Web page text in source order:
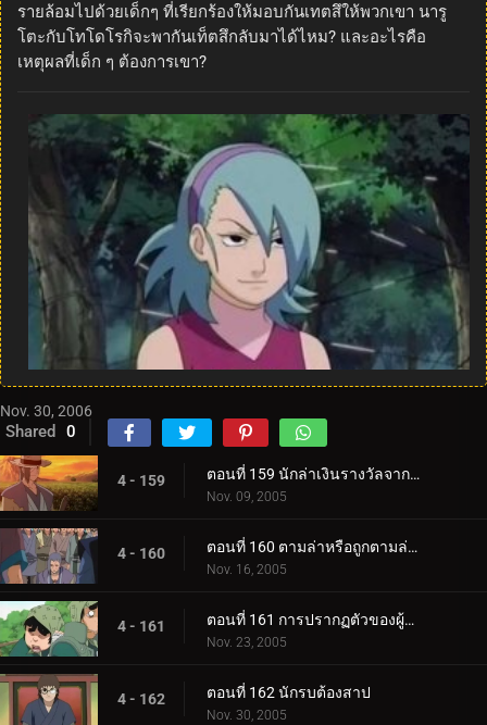
รายล้อมไปด้วยเด็กๆ ที่เรียกร้องให้มอบกันเทตสึให้พวกเขา นารู
โตะกับโทโดโรกิจะพากันเท็ตสึกลับมาได้ไหม? และอะไรคือ
เหตุผลที่เด็ก ๆ ต้องการเขา?
Nov. 30, 2006
Shared 0
4 - 159 ตอนที่ 159 นักล่าเงินรางวัลจากถิ่นทุรกันดาร
Nov. 09, 2005
4 - 160 ตอนที่ 160 ตามล่าหรือถูกตามล่า! การประลองที่ O.K. วัด!
Nov. 16, 2005
4 - 161 ตอนที่ 161 การปรากฏตัวของผู้มาเยือนที่แปลกประหลาด
Nov. 23, 2005
4 - 162 ตอนที่ 162 นักรบต้องสาป
Nov. 30, 2005